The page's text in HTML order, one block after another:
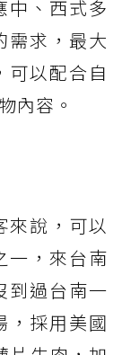
中、西式多
需求，最大
可以配合自
內容。
來說，可以
一，來台南
到過台南一
，採用美國